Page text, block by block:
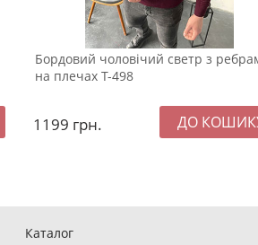
Бордовий чоловічий светр з
на плечах Т-498
1199 грн.
Каталог